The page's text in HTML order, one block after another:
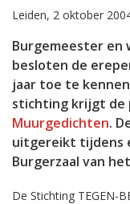
Leiden, 2 oktober
Burgemeester en
besloten de
jaar toe te kennen
stichting krijgt de
Muurgedichten.
uitgereikt tijdens
Burgerzaal van
De Stichting TEGEN-